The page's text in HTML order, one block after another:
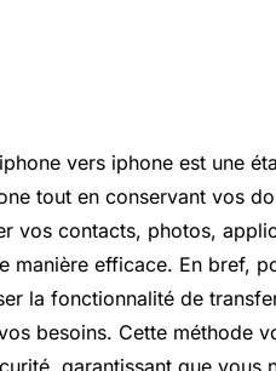
vers iphone est une
tout en conservant vos
vos contacts, photos,
manière efficace. En bref,
la fonctionnalité de
besoins. Cette méthode
garantissant que vous